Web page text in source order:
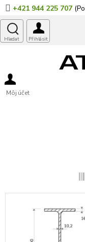
Prejsť
na
obsah
+421 944 225 707
Môj účet